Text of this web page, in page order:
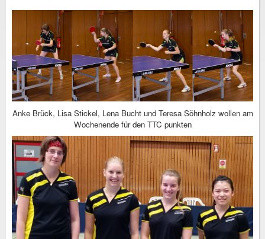
Anke Brück, Lisa Stickel, Lena Bucht und Teresa Söhnholz wollen am
Wochenende für den TTC punkten